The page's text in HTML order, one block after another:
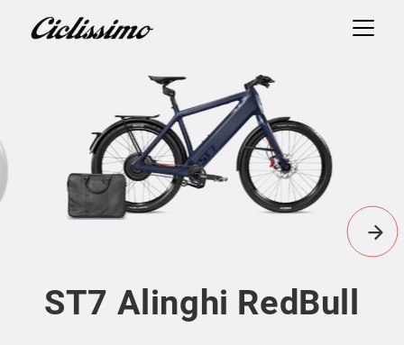
ST7 Alinghi RedBull